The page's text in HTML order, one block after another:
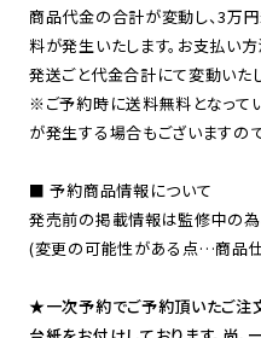
商品代金の合計が変動し、3万
料が発生いたします。お支払い
※ご予約時に送料無料となって
が発生する場合もございますの
■ 予約商品情報について
発売前の掲載情報は監修中の為
(変更の可能性がある点…商品仕
★一次予約でご予約頂いたご注